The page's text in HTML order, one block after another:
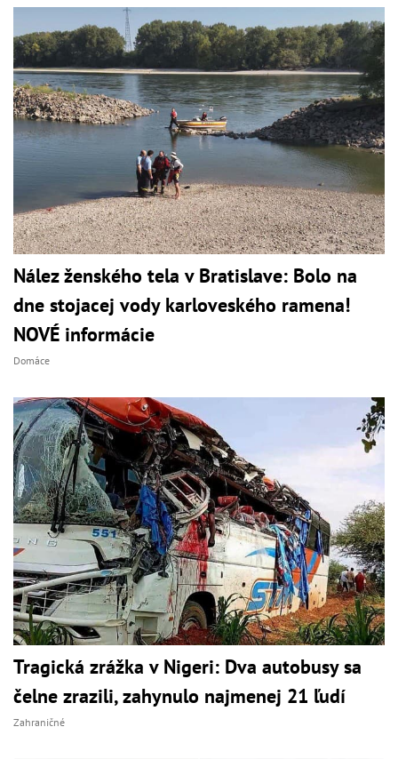
Nález ženského tela v Bratislave: Bolo na
dne stojacej vody karloveského ramena!
NOVÉ informácie
Domáce
Tragická zrážka v Nigeri: Dva autobusy sa
čelne zrazili, zahynulo najmenej 21 ľudí
Zahraničné